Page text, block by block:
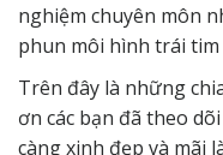
nghiệm chuyên môn
phun môi hình trái tim
Trên đây là những
ơn các bạn đã theo
càng xinh đẹp và mãi